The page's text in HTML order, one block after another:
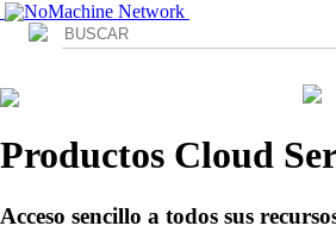
NoMachine Network
Productos Cloud
Acceso sencillo a todos sus